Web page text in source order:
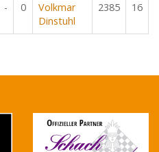
- 0
Volkmar
Dinstuhl
2385 16